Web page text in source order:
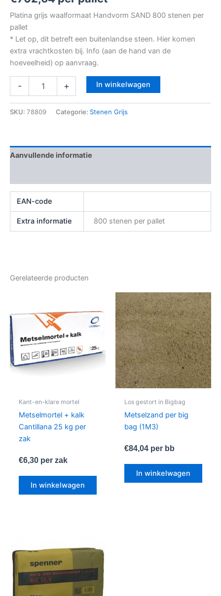
Platina grijs waalformaat Handvorm SAND 800 stenen per
pallet
* Let op, dit betreft een buitenlandse steen. Hier komen
extra vrachtkosten bij. Info (aan de hand van de
hoeveelheid) op aanvraag.
- + In winkelwagen
SKU: 78809 Categorie: Stenen Grijs
Aanvullende informatie
EAN-code
Extra informatie 800 stenen per pallet
Gerelateerde producten
Kant-en-klare mortel
Metselmortel + kalk
Cantillana 25 kg per
zak
€6,30per zak
In winkelwagen
Los gestort in Bigbag
Metselzand per big
bag (1M3)
€84,04per bb
In winkelwagen